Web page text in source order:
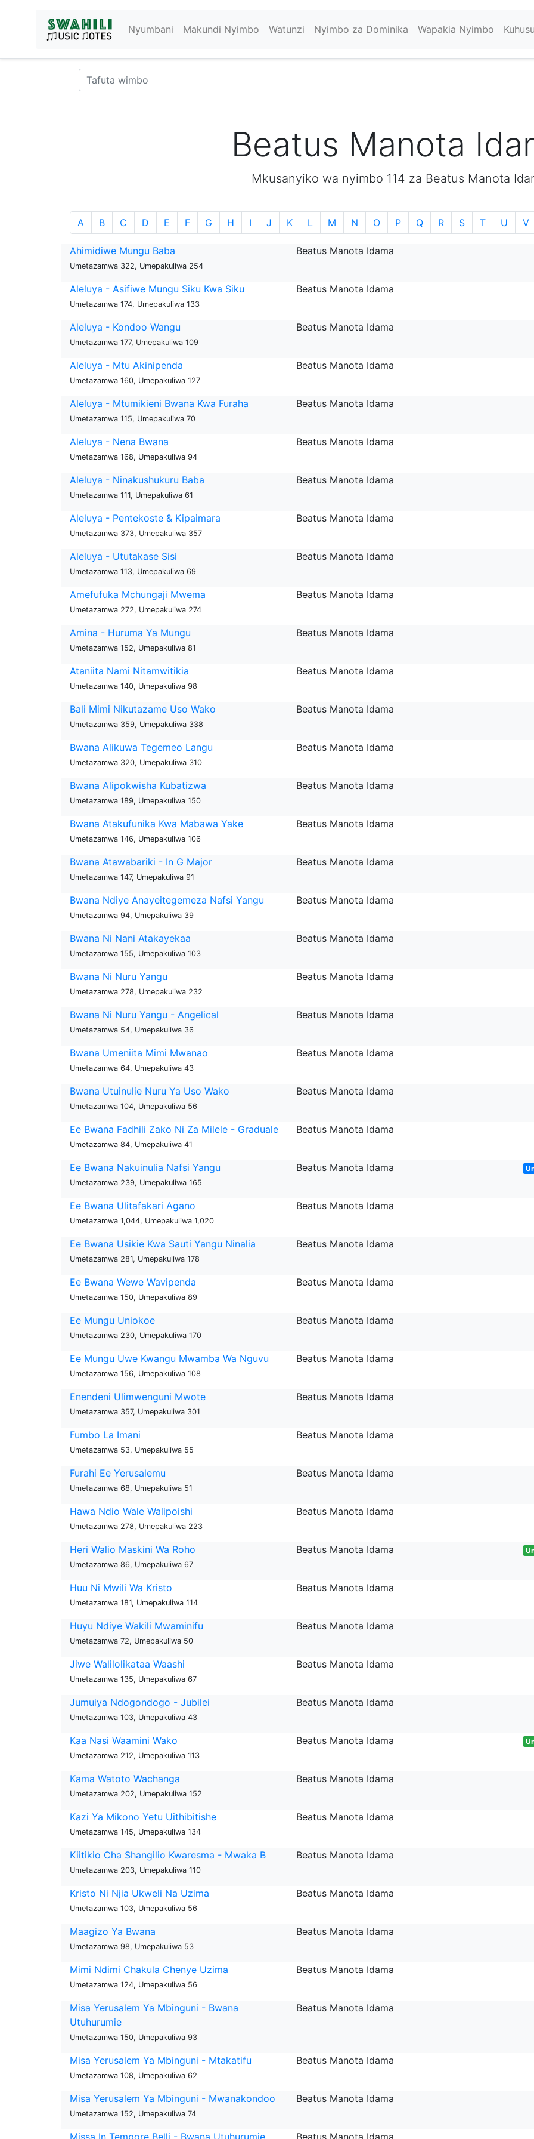
Nyumbani Makundi Nyimbo Watunzi Nyimbo za Dominika Wapakia Nyimbo
Beatus Manota
Mkusanyiko wa nyimbo 114 za Beatus Manota
A B C D E F G H I J K L M N O P Q R S T U V
Ahimidiwe Mungu Baba
Umetazamwa 322, Umepakuliwa 254
Beatus Manota Idama
Aleluya - Asifiwe Mungu Siku Kwa Siku
Umetazamwa 174, Umepakuliwa 133
Beatus Manota Idama
Aleluya - Kondoo Wangu
Umetazamwa 177, Umepakuliwa 109
Beatus Manota Idama
Aleluya - Mtu Akinipenda
Umetazamwa 160, Umepakuliwa 127
Beatus Manota Idama
Aleluya - Mtumikieni Bwana Kwa Furaha
Umetazamwa 115, Umepakuliwa 70
Beatus Manota Idama
Aleluya - Nena Bwana
Umetazamwa 168, Umepakuliwa 94
Beatus Manota Idama
Aleluya - Ninakushukuru Baba
Umetazamwa 111, Umepakuliwa 61
Beatus Manota Idama
Aleluya - Pentekoste & Kipaimara
Umetazamwa 373, Umepakuliwa 357
Beatus Manota Idama
Aleluya - Ututakase Sisi
Umetazamwa 113, Umepakuliwa 69
Beatus Manota Idama
Amefufuka Mchungaji Mwema
Umetazamwa 272, Umepakuliwa 274
Beatus Manota Idama
Amina - Huruma Ya Mungu
Umetazamwa 152, Umepakuliwa 81
Beatus Manota Idama
Ataniita Nami Nitamwitikia
Umetazamwa 140, Umepakuliwa 98
Beatus Manota Idama
Bali Mimi Nikutazame Uso Wako
Umetazamwa 359, Umepakuliwa 338
Beatus Manota Idama
Bwana Alikuwa Tegemeo Langu
Umetazamwa 320, Umepakuliwa 310
Beatus Manota Idama
Bwana Alipokwisha Kubatizwa
Umetazamwa 189, Umepakuliwa 150
Beatus Manota Idama
Bwana Atakufunika Kwa Mabawa Yake
Umetazamwa 146, Umepakuliwa 106
Beatus Manota Idama
Bwana Atawabariki - In G Major
Umetazamwa 147, Umepakuliwa 91
Beatus Manota Idama
Bwana Ndiye Anayeitegemeza Nafsi Yangu
Umetazamwa 94, Umepakuliwa 39
Beatus Manota Idama
Bwana Ni Nani Atakayekaa
Umetazamwa 155, Umepakuliwa 103
Beatus Manota Idama
Bwana Ni Nuru Yangu
Umetazamwa 278, Umepakuliwa 232
Beatus Manota Idama
Bwana Ni Nuru Yangu - Angelical
Umetazamwa 54, Umepakuliwa 36
Beatus Manota Idama
Bwana Umeniita Mimi Mwanao
Umetazamwa 64, Umepakuliwa 43
Beatus Manota Idama
Bwana Utuinulie Nuru Ya Uso Wako
Umetazamwa 104, Umepakuliwa 56
Beatus Manota Idama
Ee Bwana Fadhili Zako Ni Za Milele - Graduale
Umetazamwa 84, Umepakuliwa 41
Beatus Manota Idama
Ee Bwana Nakuinulia Nafsi Yangu
Umetazamwa 239, Umepakuliwa 165
Beatus Manota Idama
Ee Bwana Ulitafakari Agano
Umetazamwa 1,044, Umepakuliwa 1,020
Beatus Manota Idama
Ee Bwana Usikie Kwa Sauti Yangu Ninalia
Umetazamwa 281, Umepakuliwa 178
Beatus Manota Idama
Ee Bwana Wewe Wavipenda
Umetazamwa 150, Umepakuliwa 89
Beatus Manota Idama
Ee Mungu Uniokoe
Umetazamwa 230, Umepakuliwa 170
Beatus Manota Idama
Ee Mungu Uwe Kwangu Mwamba Wa Nguvu
Umetazamwa 156, Umepakuliwa 108
Beatus Manota Idama
Enendeni Ulimwenguni Mwote
Umetazamwa 357, Umepakuliwa 301
Beatus Manota Idama
Fumbo La Imani
Umetazamwa 53, Umepakuliwa 55
Beatus Manota Idama
Furahi Ee Yerusalemu
Umetazamwa 68, Umepakuliwa 51
Beatus Manota Idama
Hawa Ndio Wale Walipoishi
Umetazamwa 278, Umepakuliwa 223
Beatus Manota Idama
Heri Walio Maskini Wa Roho
Umetazamwa 86, Umepakuliwa 67
Beatus Manota Idama
Huu Ni Mwili Wa Kristo
Umetazamwa 181, Umepakuliwa 114
Beatus Manota Idama
Huyu Ndiye Wakili Mwaminifu
Umetazamwa 72, Umepakuliwa 50
Beatus Manota Idama
Jiwe Walilolikataa Waashi
Umetazamwa 135, Umepakuliwa 67
Beatus Manota Idama
Jumuiya Ndogondogo - Jubilei
Umetazamwa 103, Umepakuliwa 43
Beatus Manota Idama
Kaa Nasi Waamini Wako
Umetazamwa 212, Umepakuliwa 113
Beatus Manota Idama
Kama Watoto Wachanga
Umetazamwa 202, Umepakuliwa 152
Beatus Manota Idama
Kazi Ya Mikono Yetu Uithibitishe
Umetazamwa 145, Umepakuliwa 134
Beatus Manota Idama
Kiitikio Cha Shangilio Kwaresma - Mwaka B
Umetazamwa 203, Umepakuliwa 110
Beatus Manota Idama
Kristo Ni Njia Ukweli Na Uzima
Umetazamwa 103, Umepakuliwa 56
Beatus Manota Idama
Maagizo Ya Bwana
Umetazamwa 98, Umepakuliwa 53
Beatus Manota Idama
Mimi Ndimi Chakula Chenye Uzima
Umetazamwa 124, Umepakuliwa 56
Beatus Manota Idama
Misa Yerusalem Ya Mbinguni - Bwana
Utuhurumie
Umetazamwa 150, Umepakuliwa 93
Beatus Manota Idama
Misa Yerusalem Ya Mbinguni - Mtakatifu
Umetazamwa 108, Umepakuliwa 62
Beatus Manota Idama
Misa Yerusalem Ya Mbinguni - Mwanakondoo
Umetazamwa 152, Umepakuliwa 74
Beatus Manota Idama
Missa In Tempore Belli - Bwana Utuhurumie Beatus Manota Idama